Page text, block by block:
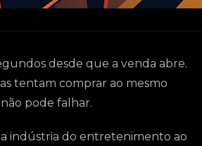
desde que a venda abre.
tentam comprar ao mesmo
pode falhar.
a indústria do entretenimento ao